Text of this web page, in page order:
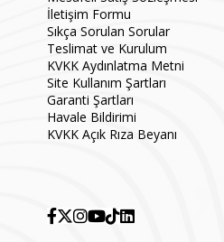
İletişim Formu
Sıkça Sorulan Sorular
Teslimat ve Kurulum
KVKK Aydınlatma Metni
Site Kullanım Şartları
Garanti Şartları
Havale Bildirimi
KVKK Açık Rıza Beyanı